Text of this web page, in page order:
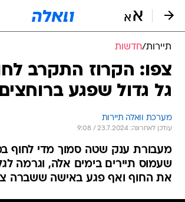
תיירות/חדשות
צפו: הקרוז התקרב
גל גדול שפגע ברוחצים
מערכת וואלה תיירות
עודכן לאחרונה: 23.7.2024 / 9:08
מעבורת ענק שטה סמוך מדי לחוף
שעמוס תיירים בימים אלה, וגרמה
את החוף ואף פגע באישה ששברה